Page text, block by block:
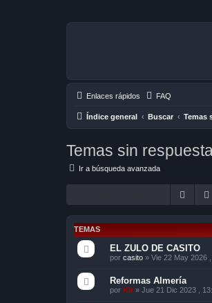
Enlaces rápidos FAQ
Índice general Buscar Temas
Temas sin
Ir a búsqueda avanzada
Buscar
TEMAS
EL ZULO DE CASITO
por casito » Vie 22 May 2026
Reformas Almería
por Kir » Jue 21 Dic 2023 ,